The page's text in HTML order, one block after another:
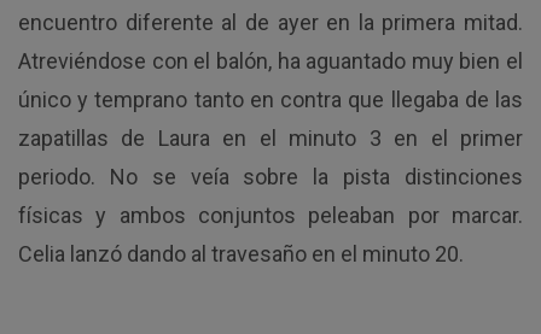
encuentro diferente al de ayer en la primera mitad.
Atreviéndose con el balón, ha aguantado muy bien el
único y temprano tanto en contra que llegaba de las
zapatillas de Laura en el minuto 3 en el primer
periodo. No se veía sobre la pista distinciones
físicas y ambos conjuntos peleaban por marcar.
Celia lanzó dando al travesaño en el minuto 20.